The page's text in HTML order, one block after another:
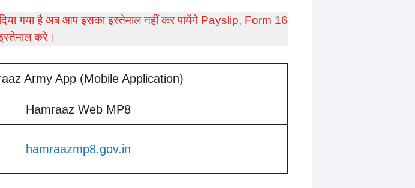
गया है अब आप इसका इस्तेमाल नहीं कर पायेंगे Payslip, Form 16
करे।
Army App (Mobile Application)
Hamraaz Web MP8
hamraazmp8.gov.in